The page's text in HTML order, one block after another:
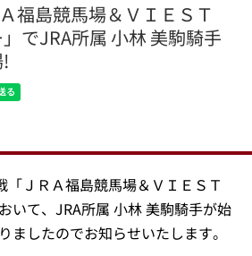
福島競馬場＆ＶＩＥＳＴ
でJRA所属 小林 美駒騎手
ＪＲＡ福島競馬場＆ＶＩＥＳＴ
いて、JRA所属 小林 美駒騎手が始
ましたのでお知らせいたします。